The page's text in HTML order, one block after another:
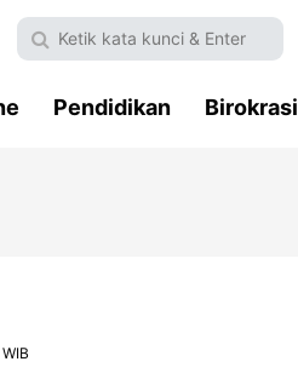
Pendidikan Birokrasi